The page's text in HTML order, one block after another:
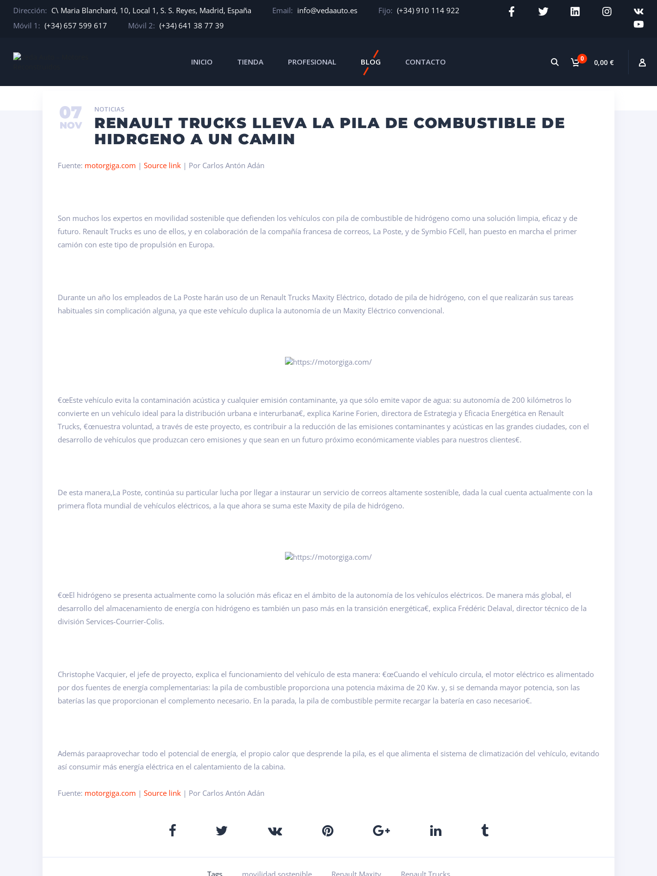
Dirección: C\ Maria Blanchard, 10, Local 1, S. S. Reyes, Madrid, España Email: info@vedaauto.es Fijo: (+34) 910 114 922
Móvil 1: (+34) 657 599 617 Móvil 2: (+34) 641 38 77 39
0 0,00 €
INICIO TIENDA PROFESIONAL BLOG CONTACTO
NOTICIAS
RENAULT TRUCKS LLEVA LA PILA DE COMBUSTIBLE DE
HIDRGENO A UN CAMIN
07
NOV
Fuente: motorgiga.com | Source link | Por Carlos Antón Adán
Son muchos los expertos en movilidad sostenible que defienden los vehículos con pila de combustible de hidrógeno como una solución limpia, eficaz y de
futuro. Renault Trucks es uno de ellos, y en colaboración de la compañía francesa de correos, La Poste, y de Symbio FCell, han puesto en marcha el primer
camión con este tipo de propulsión en Europa.
Durante un año los empleados de La Poste harán uso de un Renault Trucks Maxity Eléctrico, dotado de pila de hidrógeno, con el que realizarán sus tareas
habituales sin complicación alguna, ya que este vehículo duplica la autonomía de un Maxity Eléctrico convencional.
€œEste vehículo evita la contaminación acústica y cualquier emisión contaminante, ya que sólo emite vapor de agua: su autonomía de 200 kilómetros lo
convierte en un vehículo ideal para la distribución urbana e interurbana€, explica Karine Forien, directora de Estrategia y Eficacia Energética en Renault
Trucks, €œnuestra voluntad, a través de este proyecto, es contribuir a la reducción de las emisiones contaminantes y acústicas en las grandes ciudades, con el
desarrollo de vehículos que produzcan cero emisiones y que sean en un futuro próximo económicamente viables para nuestros clientes€.
De esta manera,La Poste, continúa su particular lucha por llegar a instaurar un servicio de correos altamente sostenible, dada la cual cuenta actualmente con la
primera flota mundial de vehículos eléctricos, a la que ahora se suma este Maxity de pila de hidrógeno.
€œEl hidrógeno se presenta actualmente como la solución más eficaz en el ámbito de la autonomía de los vehículos eléctricos. De manera más global, el
desarrollo del almacenamiento de energía con hidrógeno es también un paso más en la transición energética€, explica Frédéric Delaval, director técnico de la
división Services-Courrier-Colis.
Christophe Vacquier, el jefe de proyecto, explica el funcionamiento del vehículo de esta manera: €œCuando el vehículo circula, el motor eléctrico es alimentado
por dos fuentes de energía complementarias: la pila de combustible proporciona una potencia máxima de 20 Kw. y, si se demanda mayor potencia, son las
baterías las que proporcionan el complemento necesario. En la parada, la pila de combustible permite recargar la batería en caso necesario€.
Además paraaprovechar todo el potencial de energía, el propio calor que desprende la pila, es el que alimenta el sistema de climatización del vehículo, evitando
así consumir más energía eléctrica en el calentamiento de la cabina.
Fuente: motorgiga.com | Source link | Por Carlos Antón Adán
Tags movilidad sostenible Renault Maxity Renault Trucks